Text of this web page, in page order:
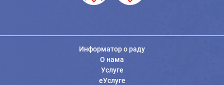
Информатор о раду
О нама
Услуге
еУслуге